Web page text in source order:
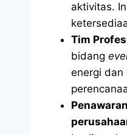
aktivitas.
Tim
bidang
energi dan